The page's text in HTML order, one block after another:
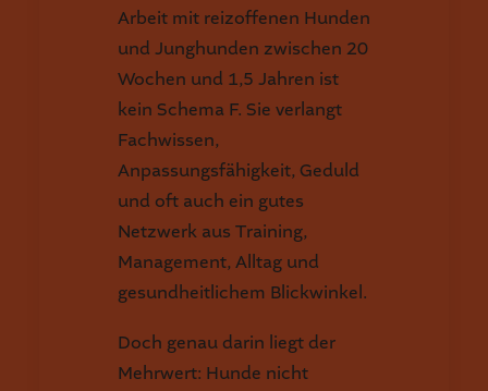
Arbeit mit reizoffenen Hunden
und Junghunden zwischen 20
Wochen und 1,5 Jahren ist
kein Schema F. Sie verlangt
Fachwissen,
Anpassungsfähigkeit, Geduld
und oft auch ein gutes
Netzwerk aus Training,
Management, Alltag und
gesundheitlichem Blickwinkel.
Doch genau darin liegt der
Mehrwert: Hunde nicht